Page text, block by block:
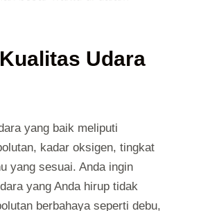
Udara
yang baik meliputi
kadar oksigen, tingkat
yang sesuai. Anda ingin
yang Anda hirup tidak
berbahaya seperti debu,